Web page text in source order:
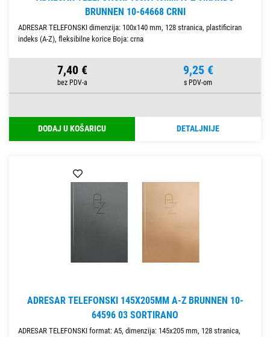
BRUNNEN 10-64668 CRNI
ADRESAR TELEFONSKI dimenzija: 100x140 mm, 128 stranica, plastificiran
indeks (A-Z), fleksibilne korice Boja: crna
7,40 € 9,25 €
DODAJ U KOŠARICU DETALJNIJE
ADRESAR TELEFONSKI 145X205MM A-Z BRUNNEN 10-
64596 03 SORTIRANO
ADRESAR TELEFONSKI format: A5, dimenzija: 145x205 mm, 128 stranica,